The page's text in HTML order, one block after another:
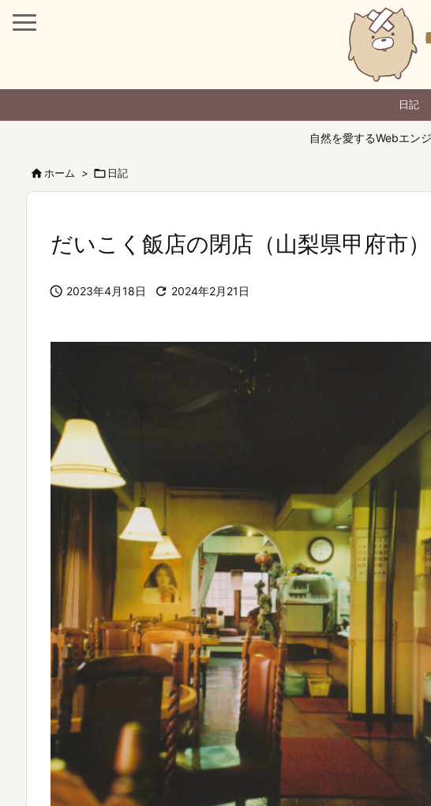
日記
自然を愛するWebエン
ホーム >  日記
だいこく飯店の閉店（山梨県甲府市）
 2023年4月18日  2024年2月21日